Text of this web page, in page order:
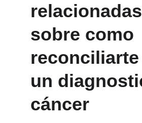
relacionadas
sobre como
un
cáncer